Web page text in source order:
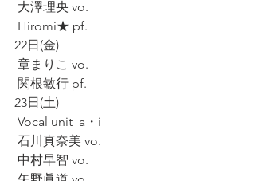
大澤理央 vo.
Hiromi★ pf.
22日(金)
章まりこ vo.
関根敏行 pf.
23日(土)
Vocal unit  a・i
石川真奈美 vo.
中村早智 vo.